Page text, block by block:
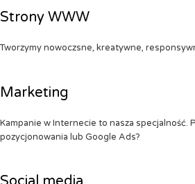
Strony WWW
Tworzymy nowoczsne, kreatywne,
Marketing
Kampanie w Internecie to nasza specjalność.
pozycjonowania lub Google Ads?